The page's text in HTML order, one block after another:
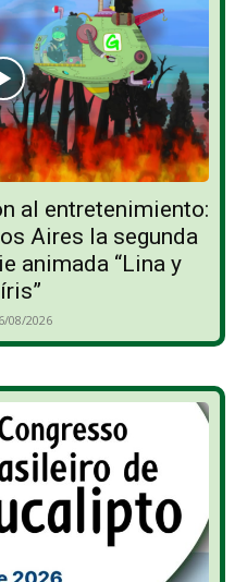
al entretenimiento:
Aires la segunda
animada “Lina y
08/2026